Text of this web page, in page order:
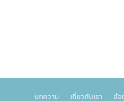
บทความ เกี่ยวกับเรา ข้อ